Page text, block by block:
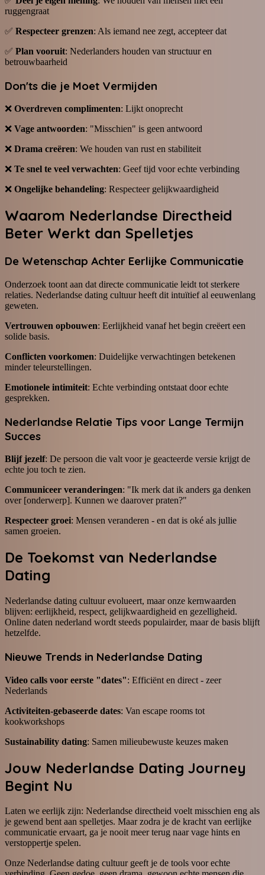
ruggengraat
✅ Respecteer grenzen: Als iemand nee zegt, accepteer dat
✅ Plan vooruit: Nederlanders houden van structuur en
betrouwbaarheid
Don'ts die je Moet Vermijden
❌ Overdreven complimenten: Lijkt onoprecht
❌ Vage antwoorden: "Misschien" is geen antwoord
❌ Drama creëren: We houden van rust en stabiliteit
❌ Te snel te veel verwachten: Geef tijd voor echte verbinding
❌ Ongelijke behandeling: Respecteer gelijkwaardigheid
Waarom Nederlandse Directheid
Beter Werkt dan Spelletjes
De Wetenschap Achter Eerlijke Communicatie
Onderzoek toont aan dat directe communicatie leidt tot sterkere
relaties. Nederlandse dating cultuur heeft dit intuïtief al eeuwenlang
geweten.
Vertrouwen opbouwen: Eerlijkheid vanaf het begin creëert een
solide basis.
Conflicten voorkomen: Duidelijke verwachtingen betekenen
minder teleurstellingen.
Emotionele intimiteit: Echte verbinding ontstaat door echte
gesprekken.
Nederlandse Relatie Tips voor Lange Termijn
Succes
Blijf jezelf: De persoon die valt voor je geacteerde versie krijgt de
echte jou toch te zien.
Communiceer veranderingen: "Ik merk dat ik anders ga denken
over [onderwerp]. Kunnen we daarover praten?"
Respecteer groei: Mensen veranderen - en dat is oké als jullie
samen groeien.
De Toekomst van Nederlandse
Dating
Nederlandse dating cultuur evolueert, maar onze kernwaarden
blijven: eerlijkheid, respect, gelijkwaardigheid en gezelligheid.
Online daten nederland wordt steeds populairder, maar de basis blijft
hetzelfde.
Nieuwe Trends in Nederlandse Dating
Video calls voor eerste "dates": Efficiënt en direct - zeer
Nederlands
Activiteiten-gebaseerde dates: Van escape rooms tot
kookworkshops
Sustainability dating: Samen milieubewuste keuzes maken
Jouw Nederlandse Dating Journey
Begint Nu
Laten we eerlijk zijn: Nederlandse directheid voelt misschien eng als
je gewend bent aan spelletjes. Maar zodra je de kracht van eerlijke
communicatie ervaart, ga je nooit meer terug naar vage hints en
verstoppertje spelen.
Onze Nederlandse dating cultuur geeft je de tools voor echte